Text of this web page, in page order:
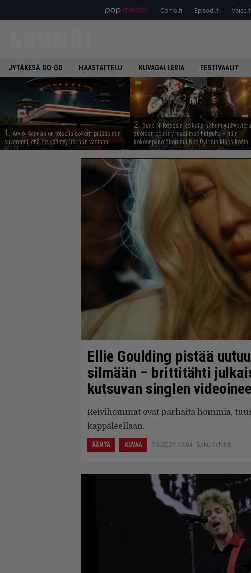
Como.fi Episodi.fi Voice.fi
JYTÄKESÄ GO-GO HAASTATTELU KUVAGALLERIA FESTIVAALIT
1. Arvio: Saimaa on toisella covertripillään niin
suvereeni, että se kääntyy itseään vastaan
2. Guns N’ Rosesin keikalla nähtiin
suoraan country-maailman huipulta – näin
kokoonpano suoriutui Bob Dylanin klassikosta
Ellie Goulding pistää
silmään – brittitähti
kutsuvan singlen
Reivihommat ovat parhaita hommia,
kappaleellaan.
ÄÄNTÄ KUVAA 7.8.2026 13:04 Saku Schildt